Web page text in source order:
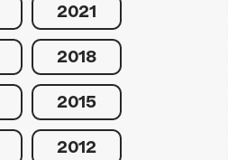
2021
2018
2015
2012